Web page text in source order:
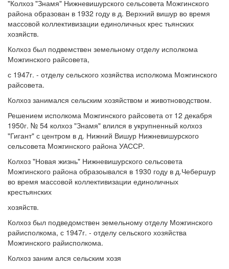
"Колхоз "Знамя" Нижневишурского сельсовета Можгинского
района образован в 1932 году в д. Верхний вишур во время
массовой коллективизации единоличных крес тьянских
хозяйств.
Колхоз был подвемствен земельному отделу исполкома
Можгинского райсовета,
с 1947г. - отделу сельского хозяйства исполкома Можгинского
райсовета.
Колхоз занимался сельским хозяйством и животноводством.
Решением исполкома Можгинского райсовета от 12 декабря
1950г. № 54 колхоз "Знамя" влился в укрупненный колхоз
"Гигант" с центром в д. Нижний Вишур Нижневишурского
сельсовета Можгинского района УАССР.
Колхоз "Новая жизнь" Нижневишурского сельсовета
Можгинского района образоывался в 1930 году в д.Чебершур
во время массовой коллективизации единоличных
крестьянских
хозяйств.
Колхоз был подведомствен земельному отделу Можгинского
райисполкома, с 1947г. - отделу сельского хозяйства
Можгинского райисполкома.
Колхоз заним ался сельским хозя